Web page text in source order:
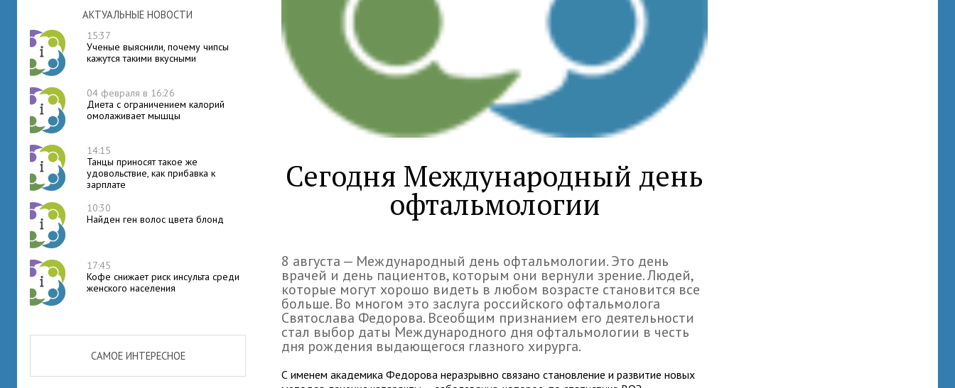
АКТУАЛЬНЫЕ НОВОСТИ
15:37
Ученые выяснили, почему чипсы
кажутся такими вкусными
04 февраля в 16:26
Диета с ограничением калорий
омолаживает мышцы
14:15
Танцы приносят такое же
удовольствие, как прибавка к
зарплате
10:30
Найден ген волос цвета блонд
17:45
Кофе снижает риск инсульта среди
женского населения
САМОЕ ИНТЕРЕСНОЕ
Сегодня Международный день
офтальмологии
8 августа — Международный день офтальмологии. Это день
врачей и день пациентов, которым они вернули зрение. Людей,
которые могут хорошо видеть в любом возрасте становится все
больше. Во многом это заслуга российского офтальмолога
Святослава Федорова. Всеобщим признанием его деятельности
стал выбор даты Международного дня офтальмологии в честь
дня рождения выдающегося глазного хирурга.
С именем академика Федорова неразрывно связано становление и развитие новых